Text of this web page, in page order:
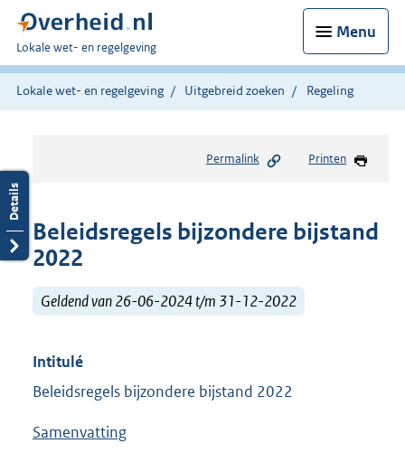
Menu
U
bent
hier:
Lokale wet- en regelgeving
Lokale wet- en regelgeving Uitgebreid zoeken Regeling
Permalink Printen
Beleidsregels bijzondere bijstand
2022
Geldend van 26-06-2024 t/m 31-12-2022
Intitulé
Beleidsregels bijzondere bijstand 2022
Samenvatting